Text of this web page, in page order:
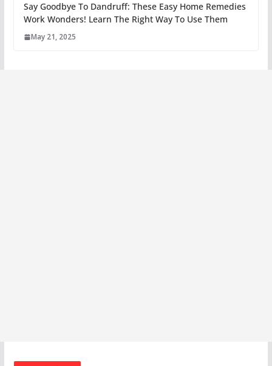
Say Goodbye To Dandruff: These Easy Home Remedies
Work Wonders! Learn The Right Way To Use Them
May 21, 2025